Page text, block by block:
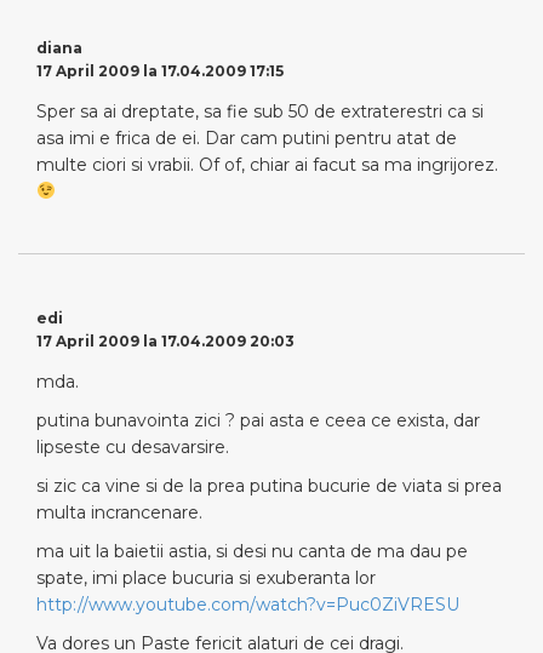
diana
17 April 2009 la 17.04.2009 17:15
Sper sa ai dreptate, sa fie sub 50 de extraterestri ca si
asa imi e frica de ei. Dar cam putini pentru atat de
multe ciori si vrabii. Of of, chiar ai facut sa ma ingrijorez.
edi
17 April 2009 la 17.04.2009 20:03
mda.
putina bunavointa zici ? pai asta e ceea ce exista, dar
lipseste cu desavarsire.
si zic ca vine si de la prea putina bucurie de viata si prea
multa incrancenare.
ma uit la baietii astia, si desi nu canta de ma dau pe
spate, imi place bucuria si exuberanta lor
http://www.youtube.com/watch?v=Puc0ZiVRESU
Va dores un Paste fericit alaturi de cei dragi.